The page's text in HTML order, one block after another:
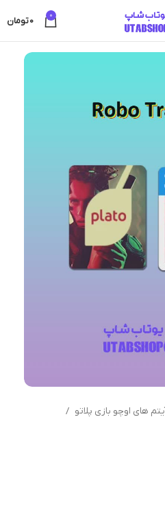
0
0تومان
های اوچو بازی پلاتو